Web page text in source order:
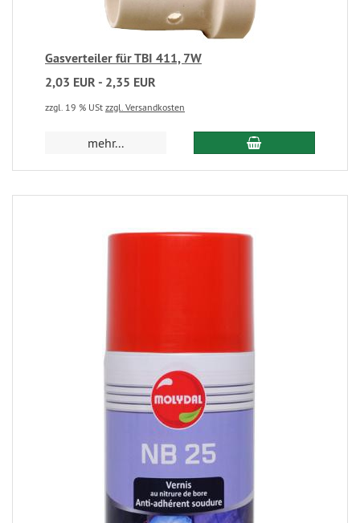
Gasverteiler für TBI 411, 7W
2,03 EUR - 2,35 EUR
zzgl. 19 % USt zzgl. Versandkosten
mehr...